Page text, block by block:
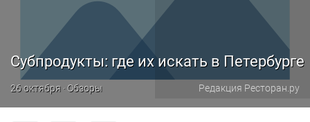
Субпродукты: где их искать в Петербурге
26 октября · Обзоры Редакция Ресторан.ру